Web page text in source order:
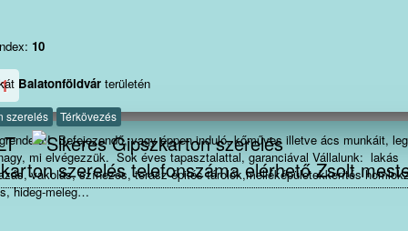
1
szerelés Térkövezés
kőműves illetve ács munkáit, legyen az
mi elvégezzük. Sok éves tapasztalattal, garanciával Vállalunk: lakás
vakolás, színezés, terasz épités tárolók,melléképületekkerítés
hideg-meleg
10
Balatonföldvár területén
Zsolt